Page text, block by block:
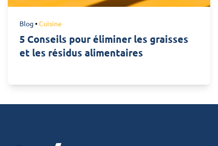
Blog •Cuisine
5 Conseils pour éliminer les graisses
et les résidus alimentaires